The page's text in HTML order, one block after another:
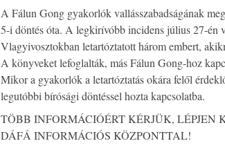
A Fálun Gong gyakorlók vallásszabadságának
5-i döntés óta. A legkirívóbb incidens július 27-én
Vlagyivosztokban letartóztatott három embert,
A könyveket lefoglalták, más Fálun Gong-hoz
Mikor a gyakorlók a letartóztatás okára felől
legutóbbi bírósági döntéssel hozta kapcsolatba.
TÖBB INFORMÁCIÓÉRT KÉRJÜK, LÉPJEN
DÁFÁ INFORMÁCIÓS KÖZPONTTAL!